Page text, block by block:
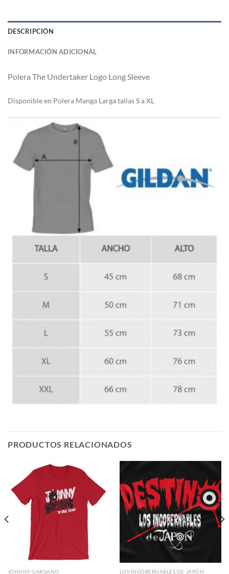
DESCRIPCIÓN
INFORMACIÓN ADICIONAL
Polera The Undertaker Logo Long Sleeve
Disponible en Polera Manga Larga tallas S a XL
PRODUCTOS RELACIONADOS
JOHNNY GARGANO LOS INGOBERNABLES DE JAPÓN